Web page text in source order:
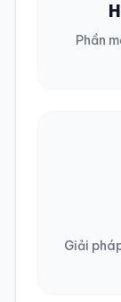
Phần
Giải